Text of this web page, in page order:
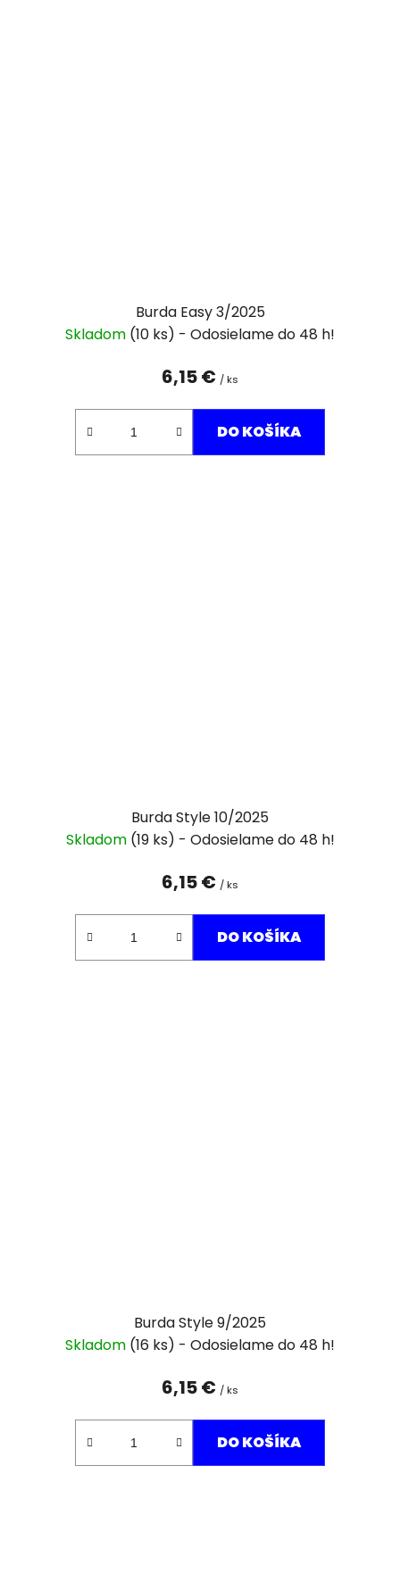
Burda Easy 3/2025
Skladom (10 ks)
6,15 € / ks
DO KOŠÍKA
Burda Style 10/2025
Skladom (19 ks)
6,15 € / ks
DO KOŠÍKA
Burda Style 9/2025
Skladom (16 ks)
6,15 € / ks
DO KOŠÍKA